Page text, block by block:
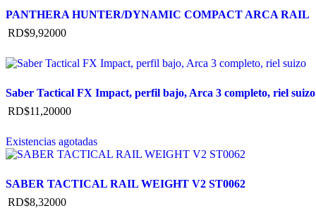
PANTHERA HUNTER/DYNAMIC COMPACT ARCA RAIL
RD$9,92000
Saber Tactical FX Impact, perfil bajo, Arca 3 completo, riel suizo
RD$11,20000
Existencias agotadas
SABER TACTICAL RAIL WEIGHT V2 ST0062
RD$8,32000